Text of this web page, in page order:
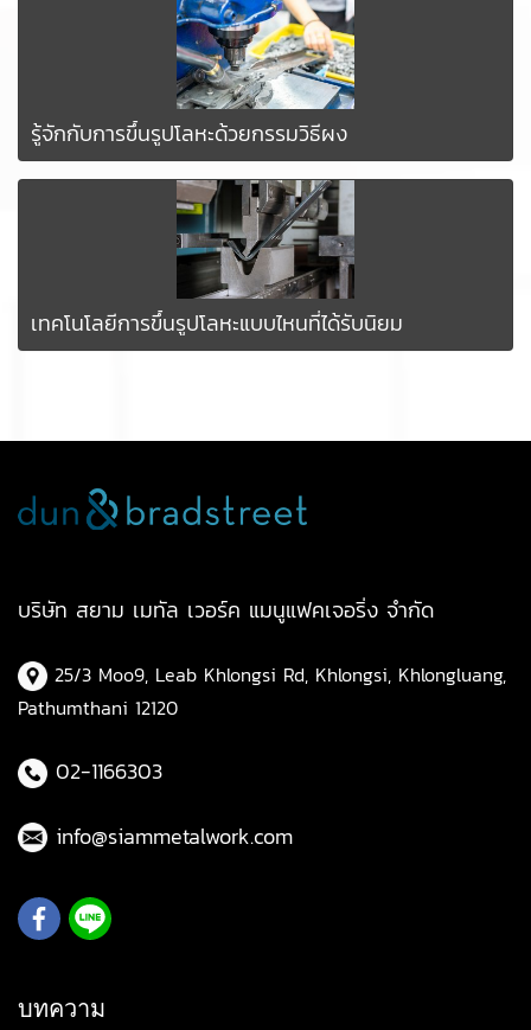
รู้จักกับการขึ้นรูปโลหะด้วยกรรมวิธีผง
เทคโนโลยีการขึ้นรูปโลหะแบบไหนที่ได้รับนิยม
บริษัท สยาม เมทัล เวอร์ค แมนูแฟคเจอริ่ง จำกัด
25/3 Moo9, Leab Khlongsi Rd, Khlongsi, Khlongluang,
Pathumthani 12120
02-1166303
info@siammetalwork.com
บทความ